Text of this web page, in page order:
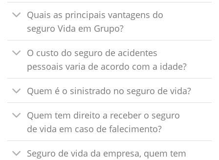
Quais as principais vantagens do
seguro Vida em Grupo?
O custo do seguro de acidentes
pessoais varia de acordo com a idade?
Quem é o sinistrado no seguro de vida?
Quem tem direito a receber o seguro
de vida em caso de falecimento?
Seguro de vida da empresa, quem tem